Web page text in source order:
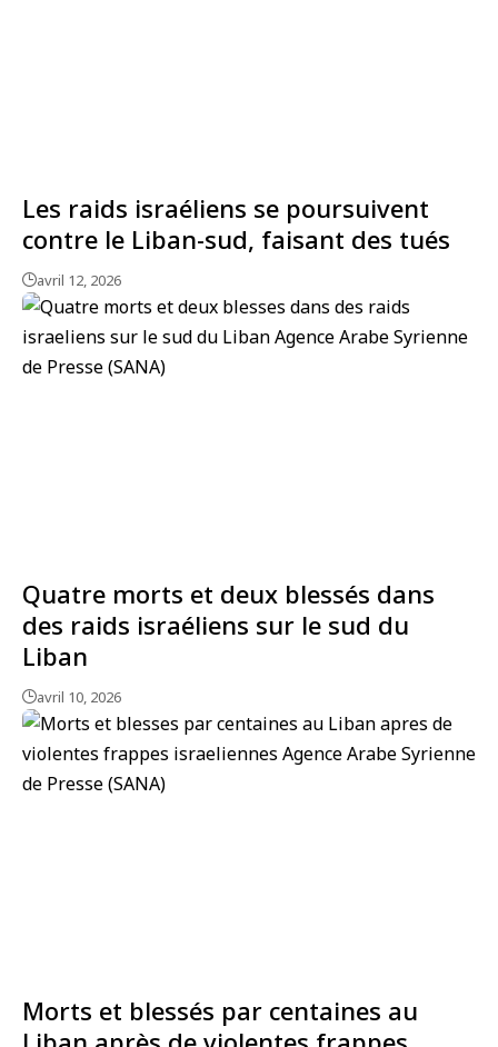
Les raids israéliens se poursuivent
contre le Liban-sud, faisant des tués
avril 12, 2026
Quatre morts et deux blessés dans
des raids israéliens sur le sud du
Liban
avril 10, 2026
Morts et blessés par centaines au